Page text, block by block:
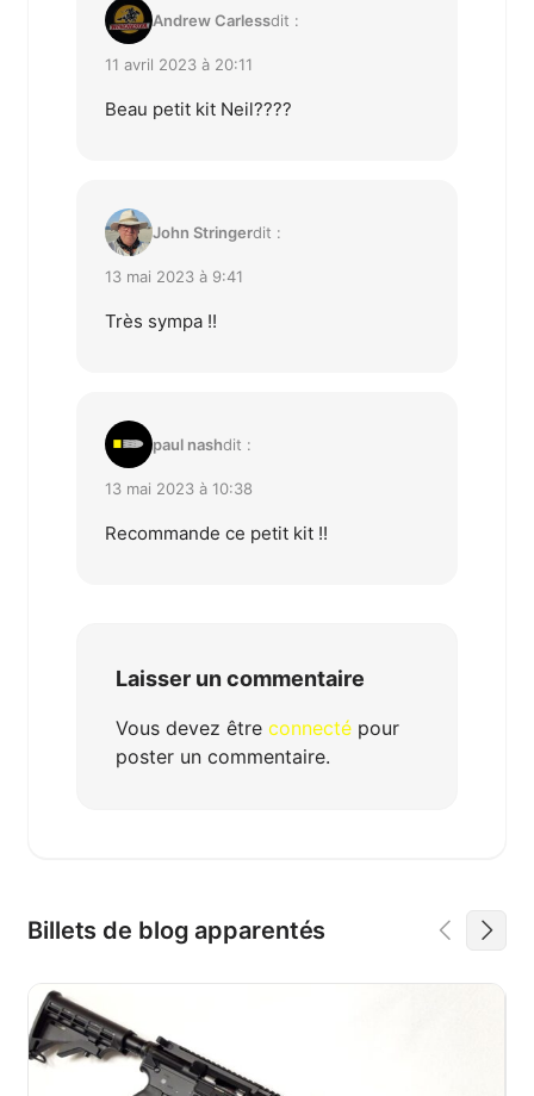
Andrew Carlessdit :
11 avril 2023 à 20:11
Beau petit kit Neil????
John Stringerdit :
13 mai 2023 à 9:41
Très sympa !!
paul nashdit :
13 mai 2023 à 10:38
Recommande ce petit kit !!
Laisser un commentaire
Vous devez être connecté pour
poster un commentaire.
Billets de blog apparentés